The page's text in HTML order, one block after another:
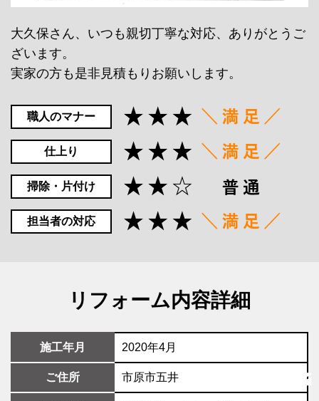
大久保さん、いつも親切丁寧な対応、ありがとうご
ざいます。
実家の方も是非見積もりお願いします。
職人のマナー
仕上り
掃除・片付け
担当者の対応
リフォーム内容詳細
施工年月 2020年4月
ご住所 市原市五井